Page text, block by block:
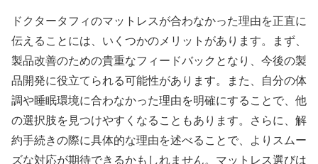
ドクタータフィのマットレスが合わなかった理由を正直に
伝えることには、いくつかのメリットがあります。まず、
製品改善のための貴重なフィードバックとなり、今後の製
品開発に役立てられる可能性があります。また、自分の体
調や睡眠環境に合わなかった理由を明確にすることで、他
の選択肢を見つけやすくなることもあります。さらに、解
約手続きの際に具体的な理由を述べることで、よりスムー
ズな対応が期待できるかもしれません。マットレス選びは